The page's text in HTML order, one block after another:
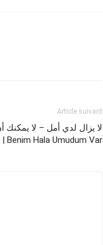
Article suivant
| Benim Hala Umudum Var